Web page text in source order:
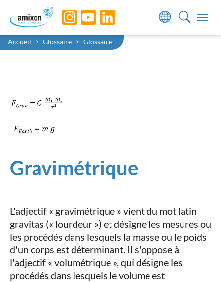
Skip to main navigation
Skip to main content
Skip to page footer
You are here:
Accueil Glossaire Glossaire
Gravimétrique
L'adjectif « gravimétrique » vient du mot latin
gravitas (« lourdeur ») et désigne les mesures ou
les procédés dans lesquels la masse ou le poids
d'un corps est déterminant. Il s'oppose à
l'adjectif « volumétrique », qui désigne les
procédés dans lesquels le volume est